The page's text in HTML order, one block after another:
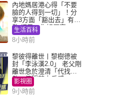
內地媽居港心得「不要
臉的人得到一切」！分
享3方面「豁出去」有著
數 網民：你好厲害
生活百科
8小時前
黎彼得離世丨黎樹德被
封「李泳漢2.0」 老父剛
離世急於澄清「代找卡
數」傳聞惹人反感
影視圈
9小時前